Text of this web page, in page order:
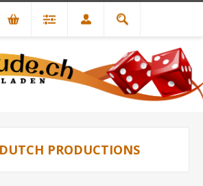
PRODUCTIONS